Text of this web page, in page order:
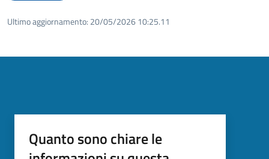
Ultimo aggiornamento: 20/05/2026 10:25.11
Quanto sono chiare le